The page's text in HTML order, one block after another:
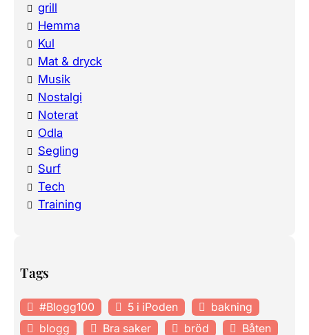
grill
Hemma
Kul
Mat & dryck
Musik
Nostalgi
Noterat
Odla
Segling
Surf
Tech
Training
Tags
#Blogg100 5 i iPoden
bakning
blogg
Bra saker bröd
Båten